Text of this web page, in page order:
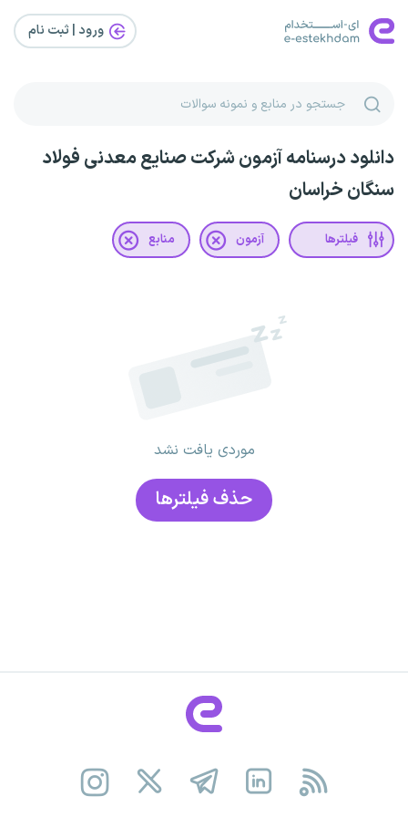
ورود | ثبت‌ نام
دانلود درسنامه آزمون شرکت صنایع معدنی فولاد
سنگان خراسان
فیلترها آزمون منابع
موردی یافت نشد
حذف فیلتر‌ها